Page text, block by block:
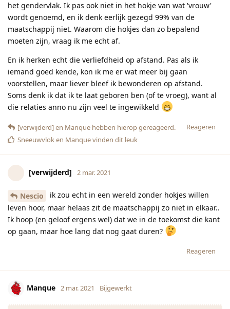
het gendervlak. Ik pas ook niet in het hokje van wat 'vrouw'
wordt genoemd, en ik denk eerlijk gezegd 99% van de
maatschappij niet. Waarom die hokjes dan zo bepalend
moeten zijn, vraag ik me echt af.
En ik herken echt die verliefdheid op afstand. Pas als ik
iemand goed kende, kon ik me er wat meer bij gaan
voorstellen, maar liever bleef ik bewonderen op afstand.
Soms denk ik dat ik te laat geboren ben (of te vroeg), want al
die relaties anno nu zijn veel te ingewikkeld
Reageren
[verwijderd]en Manque hebben hierop gereageerd.
Sneeuwvloken Manquevinden dit leuk
[verwijderd] 2 mar. 2021
Nescio
ik zou echt in een wereld zonder hokjes willen
leven hoor, maar helaas zit de maatschappij zo niet in elkaar..
Ik hoop (en geloof ergens wel) dat we in de toekomst die kant
op gaan, maar hoe lang dat nog gaat duren?
Reageren
Manque 2 mar. 2021 Bijgewerkt